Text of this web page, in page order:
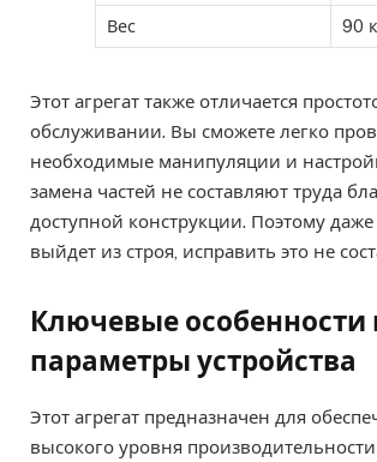
Вес 90
Этот агрегат также отличается
обслуживании. Вы сможете легко
необходимые манипуляции и
замена частей не составляют труда
доступной конструкции. Поэтому даже
выйдет из строя, исправить это не
Ключевые особенности
параметры устройства
Этот агрегат предназначен для
высокого уровня